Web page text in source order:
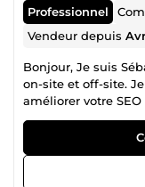
Professionnel
Vendeur depuis
Bonjour, Je suis
on-site et off-site.
améliorer votre
le référencement
l'amélioration vos
netlinking pour
Je suis là pour